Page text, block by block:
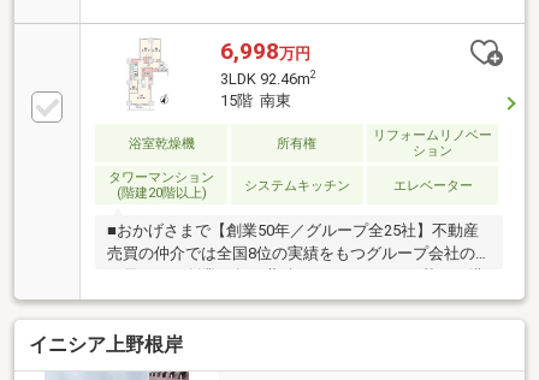
希望のお客様はお電話でご予約ください】◆フリーダ
イヤル ０１２０－８５４―３７４【東宝ハウス新都
心 限定キャンペーン】◆最大5000円分のギフトカー
ドをプレゼント！ ＊ご来店アンケートにご協力くだ
さい【東宝ハウス新都心 クラブ会員の特典】◆最優
遇金利０．８３％～ 豊富な提携ローン◆飲食店・ホ
テルの会員優待・割引価格◆24時間365日 かけつけ
サポート
6,998万円
3LDK 92.46m2
15階 南東
浴室乾燥機 所有権
リフォームリノベー
ション
タワーマンション
(階建20階以上)
システムキッチン エレベーター
■おかげさまで【創業50年／グループ全25社】不動産
売買の仲介では全国8位の実績をもつグループ会社の
入・ご売却・お買替え全てをサポート致します■東宝
ハウスNEXTアフターサポート専門のグループ会社。
ライフパートナー（FP資格）が住まいの問題点や暮ら
しの不安を解消します■東宝ハウスフィナンシャル不
イニシア上野根岸